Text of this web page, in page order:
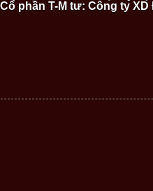
phần T-M tư: Công ty